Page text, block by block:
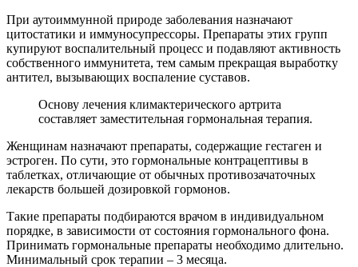
При аутоиммунной природе заболевания назначают
цитостатики и иммуносупрессоры. Препараты этих групп
купируют воспалительный процесс и подавляют активность
собственного иммунитета, тем самым прекращая выработку
антител, вызывающих воспаление суставов.
Основу лечения климактерического артрита
составляет заместительная гормональная терапия.
Женщинам назначают препараты, содержащие гестаген и
эстроген. По сути, это гормональные контрацептивы в
таблетках, отличающие от обычных противозачаточных
лекарств большей дозировкой гормонов.
Такие препараты подбираются врачом в индивидуальном
порядке, в зависимости от состояния гормонального фона.
Принимать гормональные препараты необходимо длительно.
Минимальный срок терапии – 3 месяца.